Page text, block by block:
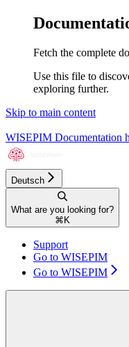
Fetch the complete
Use this file to
exploring further.
Skip to main content
WISEPIM Documentation
Deutsch
What are you looking for?
⌘ K
Support
Go to WISEPIM
Go to WISEPIM